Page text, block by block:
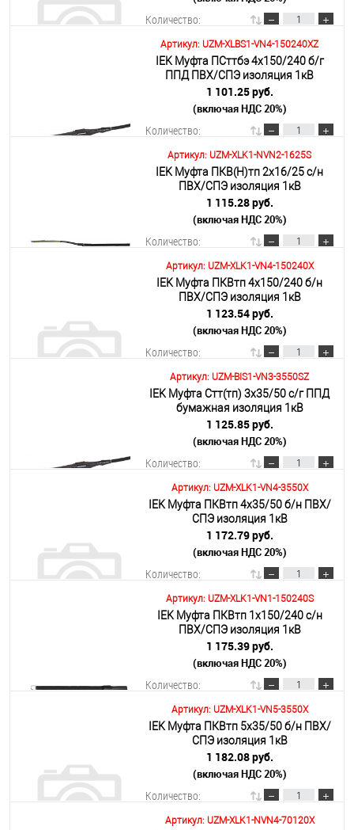
Количество:
В корзину
Подробнее
Артикул: UZM-XLBS1-VN4-150240XZ
IEK Муфта ПСттбэ 4х150/240 б/г
ППД ПВХ/СПЭ изоляция 1кВ
1 101.25 руб.
(включая НДС 20%)
Количество:
В корзину
Подробнее
Артикул: UZM-XLK1-NVN2-1625S
IEK Муфта ПКВ(Н)тп 2х16/25 с/н
ПВХ/СПЭ изоляция 1кВ
1 115.28 руб.
(включая НДС 20%)
Количество:
В корзину
Подробнее
Артикул: UZM-XLK1-VN4-150240X
IEK Муфта ПКВтп 4х150/240 б/н
ПВХ/СПЭ изоляция 1кВ
1 123.54 руб.
(включая НДС 20%)
Количество:
В корзину
Подробнее
Артикул: UZM-BIS1-VN3-3550SZ
IEK Муфта Стт(тп) 3х35/50 с/г ППД
бумажная изоляция 1кВ
1 125.85 руб.
(включая НДС 20%)
Количество:
В корзину
Подробнее
Артикул: UZM-XLK1-VN4-3550X
IEK Муфта ПКВтп 4х35/50 б/н ПВХ/
СПЭ изоляция 1кВ
1 172.79 руб.
(включая НДС 20%)
Количество:
В корзину
Подробнее
Артикул: UZM-XLK1-VN1-150240S
IEK Муфта ПКВтп 1х150/240 с/н
ПВХ/СПЭ изоляция 1кВ
1 175.39 руб.
(включая НДС 20%)
Количество:
В корзину
Подробнее
Артикул: UZM-XLK1-VN5-3550X
IEK Муфта ПКВтп 5х35/50 б/н ПВХ/
СПЭ изоляция 1кВ
1 182.08 руб.
(включая НДС 20%)
Количество:
Артикул: UZM-XLK1-NVN4-70120X